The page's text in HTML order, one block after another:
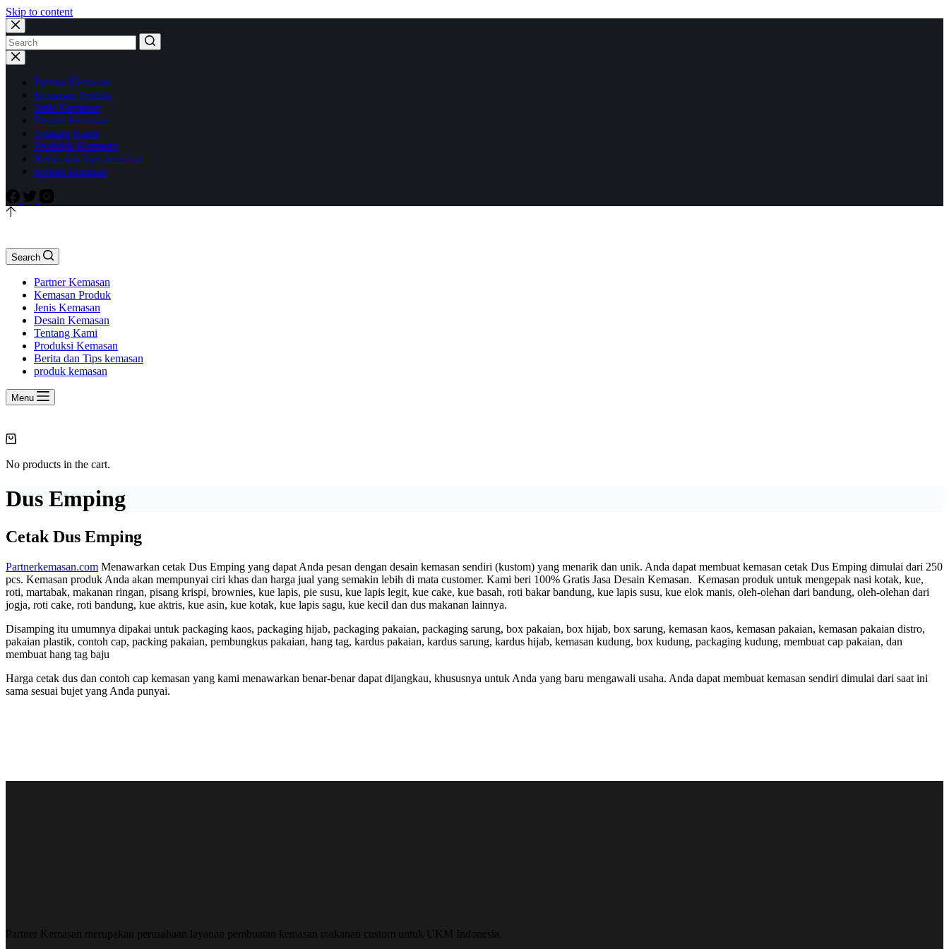
Skip to content
Partner Kemasan
Kemasan Produk
Jenis Kemasan
Desain Kemasan
Tentang Kami
Produksi Kemasan
Berita dan Tips kemasan
produk kemasan
Search
Partner Kemasan
Kemasan Produk
Jenis Kemasan
Desain Kemasan
Tentang Kami
Produksi Kemasan
Berita dan Tips kemasan
produk kemasan
Menu
Shopping
No products in the cart.
Dus Emping
Cetak Dus Emping
Partnerkemasan.com Menawarkan cetak Dus Emping yang dapat Anda pesan dengan desain kemasan sendiri (kustom) yang menarik dan unik. Anda dapat membuat kemasan cetak Dus Emping dimulai dari 250
pcs. Kemasan produk Anda akan mempunyai ciri khas dan harga jual yang semakin lebih di mata customer. Kami beri 100% Gratis Jasa Desain Kemasan. Kemasan produk untuk mengepak nasi kotak, kue,
roti, martabak, makanan ringan, pisang krispi, brownies, kue lapis, pie susu, kue lapis legit, kue cake, kue basah, roti bakar bandung, kue lapis susu, kue elok manis, oleh-olehan dari bandung, oleh-olehan dari
jogja, roti cake, roti bandung, kue aktris, kue asin, kue kotak, kue lapis sagu, kue kecil dan dus makanan lainnya.
Disamping itu umumnya dipakai untuk packaging kaos, packaging hijab, packaging pakaian, packaging sarung, box pakaian, box hijab, box sarung, kemasan kaos, kemasan pakaian, kemasan pakaian distro,
pakaian plastik, contoh cap, packing pakaian, pembungkus pakaian, hang tag, kardus pakaian, kardus sarung, kardus hijab, kemasan kudung, box kudung, packaging kudung, membuat cap pakaian, dan
membuat hang tag baju
Harga cetak dus dan contoh cap kemasan yang kami menawarkan benar-benar dapat dijangkau, khususnya untuk Anda yang baru mengawali usaha. Anda dapat membuat kemasan sendiri dimulai dari saat ini
sama sesuai bujet yang Anda punyai.
Partner Kemasan merupakan perusahaan layanan pembuatan kemasan makanan custom untuk UKM Indonesia.